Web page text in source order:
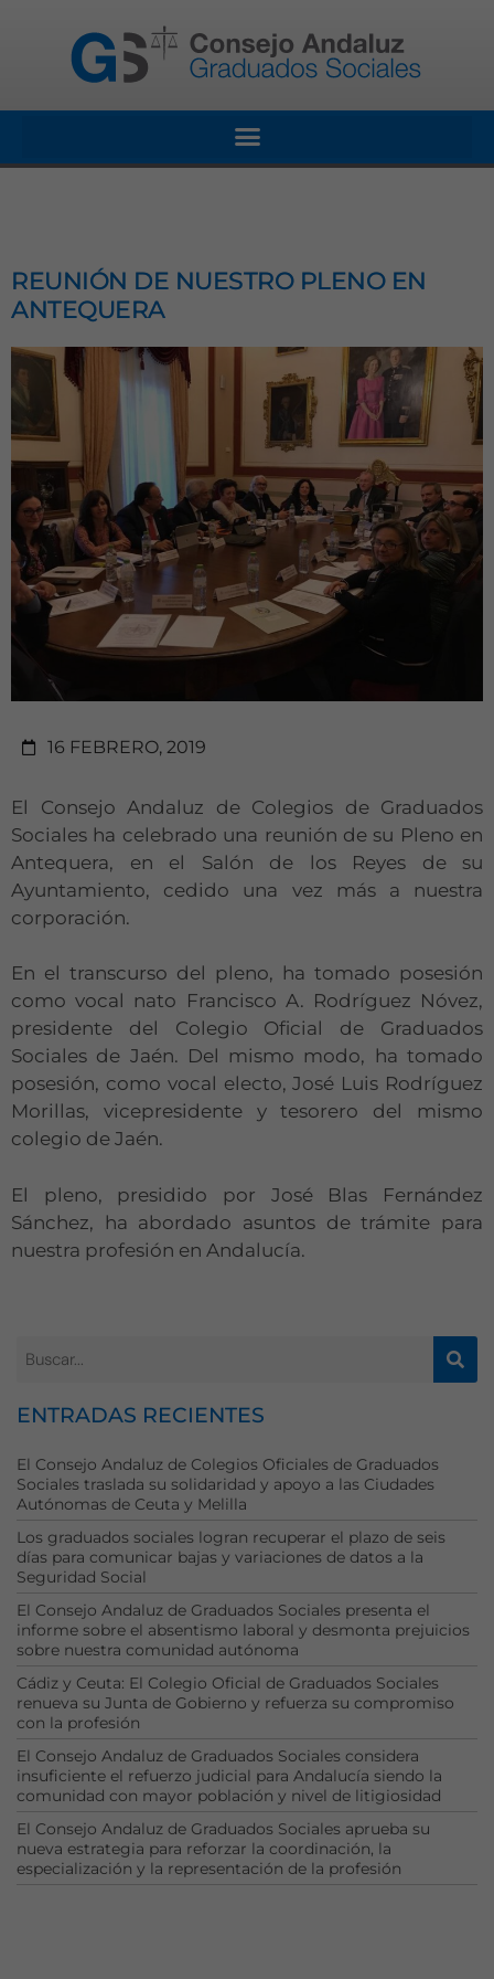
REUNIÓN DE NUESTRO PLENO EN
ANTEQUERA
16 FEBRERO, 2019
El Consejo Andaluz de Colegios de Graduados
Sociales ha celebrado una reunión de su Pleno en
Antequera, en el Salón de los Reyes de su
Ayuntamiento, cedido una vez más a nuestra
corporación.
En el transcurso del pleno, ha tomado posesión
como vocal nato Francisco A. Rodríguez Nóvez,
presidente del Colegio Oficial de Graduados
Sociales de Jaén. Del mismo modo, ha tomado
posesión, como vocal electo, José Luis Rodríguez
Morillas, vicepresidente y tesorero del mismo
colegio de Jaén.
El pleno, presidido por José Blas Fernández
Sánchez, ha abordado asuntos de trámite para
nuestra profesión en Andalucía.
ENTRADAS RECIENTES
El Consejo Andaluz de Colegios Oficiales de Graduados
Sociales traslada su solidaridad y apoyo a las Ciudades
Autónomas de Ceuta y Melilla
Los graduados sociales logran recuperar el plazo de seis
días para comunicar bajas y variaciones de datos a la
Seguridad Social
El Consejo Andaluz de Graduados Sociales presenta el
informe sobre el absentismo laboral y desmonta prejuicios
sobre nuestra comunidad autónoma
Cádiz y Ceuta: El Colegio Oficial de Graduados Sociales
renueva su Junta de Gobierno y refuerza su compromiso
con la profesión
El Consejo Andaluz de Graduados Sociales considera
insuficiente el refuerzo judicial para Andalucía siendo la
comunidad con mayor población y nivel de litigiosidad
El Consejo Andaluz de Graduados Sociales aprueba su
nueva estrategia para reforzar la coordinación, la
especialización y la representación de la profesión